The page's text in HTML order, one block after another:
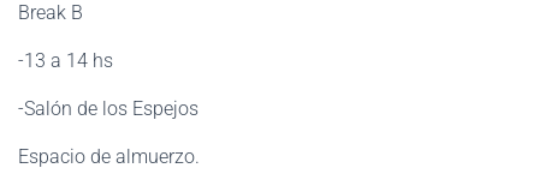
Break B
-13 a 14 hs
-Salón de los Espejos
Espacio de almuerzo.